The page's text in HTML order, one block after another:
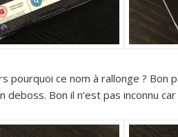
pourquoi ce nom à rallonge ?
deboss. Bon il n’est pas inconnu